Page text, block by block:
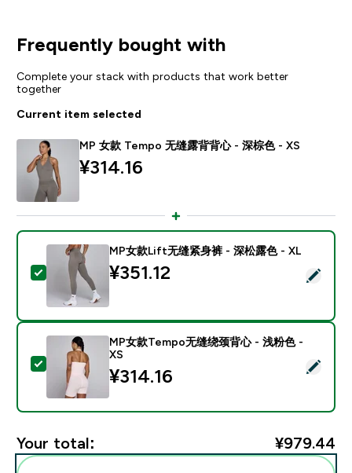
Frequently bought with
Complete your stack with products that work better
together
Current item selected
MP 女款 Tempo 无缝露背背心 - 深棕色 - XS
¥314.16‎
Select this product - MP女款Lift无缝紧身裤 - 深松露
MP女款Lift无缝紧身裤 - 深松露色 - XL
¥351.12‎
Select this product - MP女款Tempo无缝绕颈背心 - 浅
MP女款Tempo无缝绕颈背心 - 浅粉色 -
XS
¥314.16‎
Your total: ¥979.44‎